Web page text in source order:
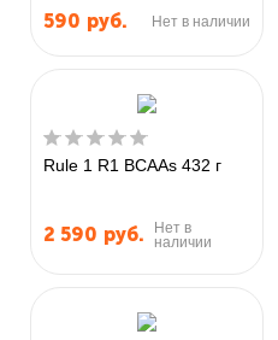
590 руб. Нет в наличии
Rule 1 R1 BCAAs 432 г
2 590 руб.
Нет в
наличии